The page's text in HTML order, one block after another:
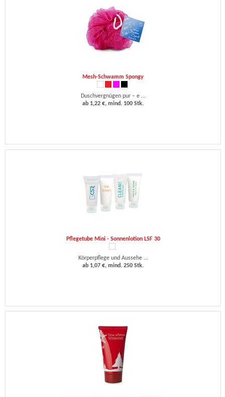
Mesh-Schwamm Spongy
Duschvergnügen pur – e ...
ab 1,22 €, mind. 100 Stk.
Pflegetube Mini - Sonnenlotion LSF 30
Körperpflege und Aussehe ...
ab 1,07 €, mind. 250 Stk.